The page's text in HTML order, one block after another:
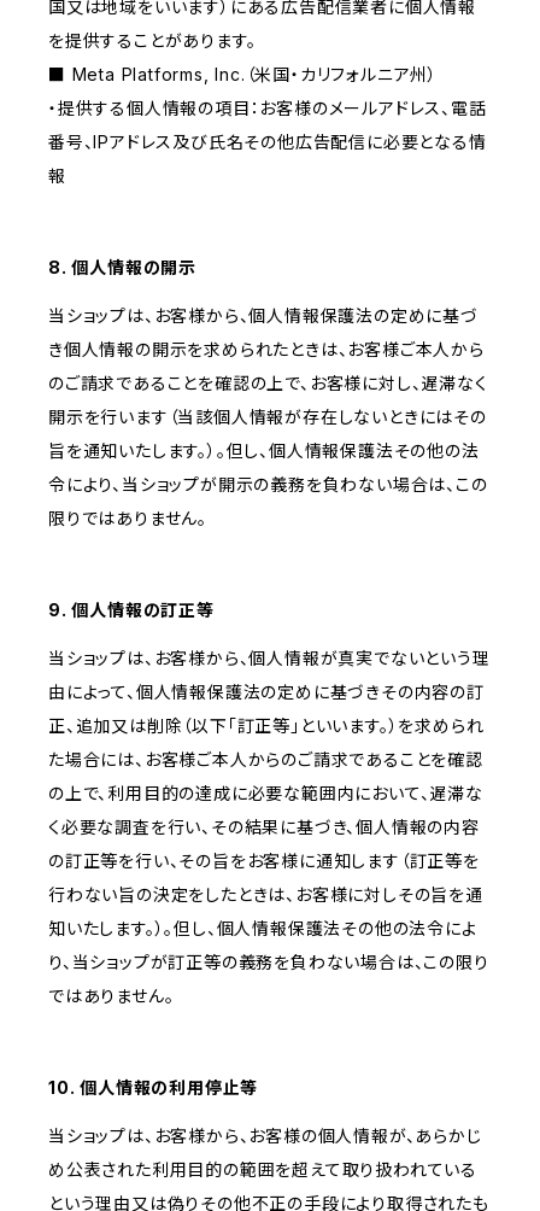
国又は地域をいいます）にある広告配信業者に個人情報
を提供することがあります。
■ Meta Platforms, Inc.（米国・カリフォルニア州）
・提供する個人情報の項目：お客様のメールアドレス、電話
番号、IPアドレス及び氏名その他広告配信に必要となる情
報
8. 個人情報の開示
当ショップは、お客様から、個人情報保護法の定めに基づ
き個人情報の開示を求められたときは、お客様ご本人から
のご請求であることを確認の上で、お客様に対し、遅滞なく
開示を行います（当該個人情報が存在しないときにはその
旨を通知いたします。）。但し、個人情報保護法その他の法
令により、当ショップが開示の義務を負わない場合は、この
限りではありません。
9. 個人情報の訂正等
当ショップは、お客様から、個人情報が真実でないという理
由によって、個人情報保護法の定めに基づきその内容の訂
正、追加又は削除（以下「訂正等」といいます。）を求められ
た場合には、お客様ご本人からのご請求であることを確認
の上で、利用目的の達成に必要な範囲内において、遅滞な
く必要な調査を行い、その結果に基づき、個人情報の内容
の訂正等を行い、その旨をお客様に通知します（訂正等を
行わない旨の決定をしたときは、お客様に対しその旨を通
知いたします。）。但し、個人情報保護法その他の法令によ
り、当ショップが訂正等の義務を負わない場合は、この限り
ではありません。
10. 個人情報の利用停止等
当ショップは、お客様から、お客様の個人情報が、あらかじ
め公表された利用目的の範囲を超えて取り扱われている
という理由又は偽りその他不正の手段により取得されたも